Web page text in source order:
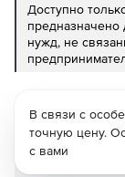
Доступно
нужд, не
В связи с
точную цену.
с вами